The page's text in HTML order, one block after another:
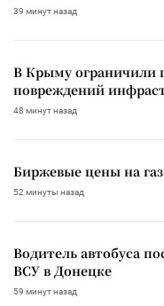
39 минут назад
В Крыму ограничили
повреждений
48 минут назад
Биржевые цены на
52 минуты назад
Водитель автобуса
ВСУ в Донецке
59 минут назад